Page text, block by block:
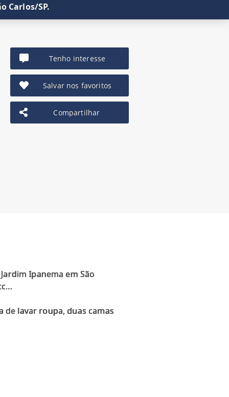
Carlos/SP.
Tenho interesse
Salvar nos favoritos
Compartilhar
Ipanema em São
lavar roupa, duas camas